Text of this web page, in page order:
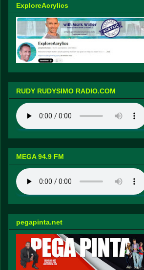
ExploreAcrylics
RUDY RUDYSIMO RADIO.COM
MEGA 94.9 FM
pegapinta.net